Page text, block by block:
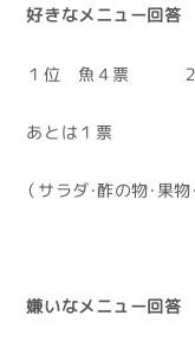
好きなメニュー回答
１位 魚４票 ２
あとは１票
（サラダ・酢の物・果
嫌いなメニュー回答